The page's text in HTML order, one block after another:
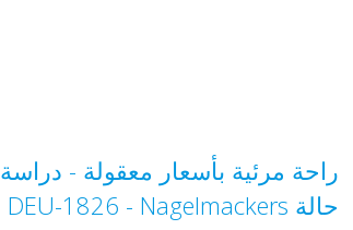
راحة مرئية بأسعار معقولة - دراسة
حالة Nagelmackers‏ - DEU-1826